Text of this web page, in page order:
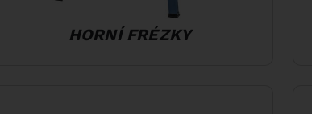
HORNÍ FRÉZKY